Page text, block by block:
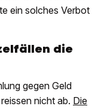
ein solches Verbot
die
gegen Geld
nicht ab. Die